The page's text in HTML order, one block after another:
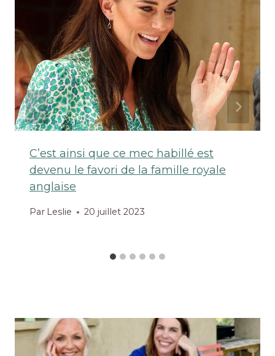
C’est ainsi que ce mec habillé est
devenu le favori de la famille royale
anglaise
Par Leslie 20 juillet 2023